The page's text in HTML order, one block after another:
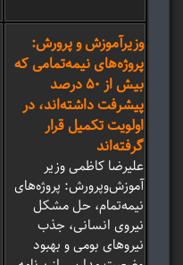
وزیرآموزش و پرورش:
پروژه‌های نیمه‌تمامی که
بیش از ۵۰ درصد
پیشرفت داشته‌اند، در
اولویت تکمیل قرار
گرفته‌اند
علیرضا کاظمی وزیر
آموزش‌وپرورش: پروژه‌های
نیمه‌تمام، حل مشکل
نیروی انسانی، جذب
نیروهای بومی و بهبود